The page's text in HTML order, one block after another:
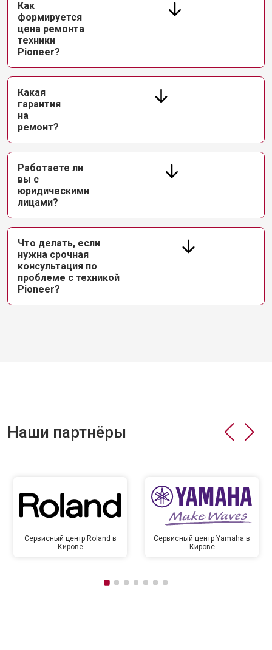
Как
формируется
цена ремонта
техники
Pioneer?
Какая
гарантия
на
ремонт?
Работаете ли
вы с
юридическими
лицами?
Что делать, если
нужна срочная
консультация по
проблеме с техникой
Pioneer?
Наши партнёры
Сервисный центр Roland в
Кирове
Сервисный центр Yamaha в
Кирове